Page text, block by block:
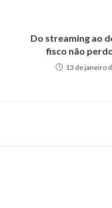
Do streaming ao
fisco não
13 de janeiro